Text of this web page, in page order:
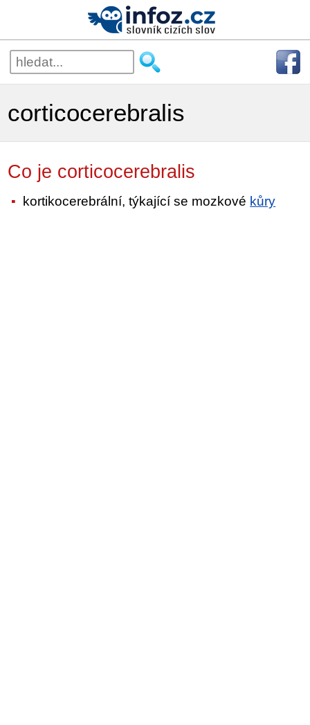
corticocerebralis
Co je corticocerebralis
kortikocerebrální, týkající se mozkové kůry